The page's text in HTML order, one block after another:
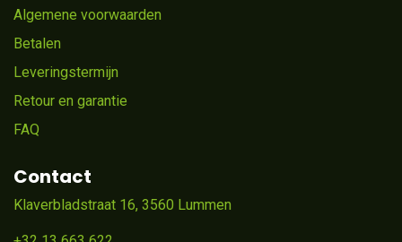
Algemene voorwaarden
Betalen
Leveringstermijn
Retour en garantie
FAQ
Contact
Klaverbladstraat 16, 3560 Lummen